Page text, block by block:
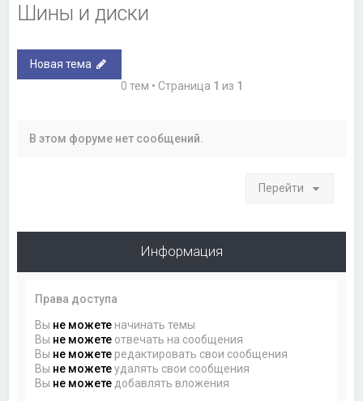
Шины и диски
Новая тема
0 тем • Страница 1 из 1
В этом форуме нет сообщений.
Перейти
Информация
Права доступа
Вы не можете начинать темы
Вы не можете отвечать на сообщения
Вы не можете редактировать свои сообщения
Вы не можетеудалять свои сообщения
Вы не можете добавлять вложения